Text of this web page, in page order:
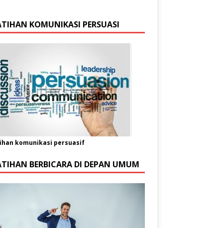
KOMUNIKASI PERSUASI
komunikasi persuasif
BERBICARA DI DEPAN UMUM